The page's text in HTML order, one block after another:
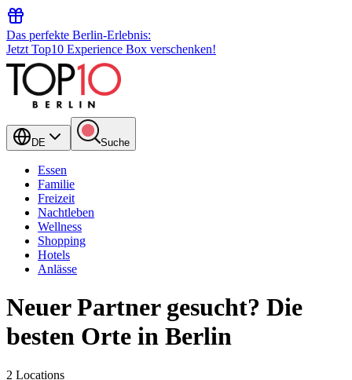
Das perfekte Berlin-Erlebnis:
Jetzt Top10 Experience Box verschenken!
DE Suche
Essen
Familie
Freizeit
Nachtleben
Wellness
Shopping
Hotels
Anlässe
Neuer Partner gesucht? Die
besten Orte in Berlin
2 Locations